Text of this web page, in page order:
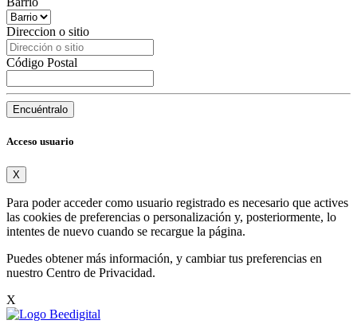
Direccion o sitio
Código Postal
Encuéntralo
Acceso usuario
X
Para poder acceder como usuario registrado es necesario que actives
las cookies de preferencias o personalización y, posteriormente, lo
intentes de nuevo cuando se recargue la página.
Puedes obtener más información, y cambiar tus preferencias en
nuestro Centro de Privacidad.
X